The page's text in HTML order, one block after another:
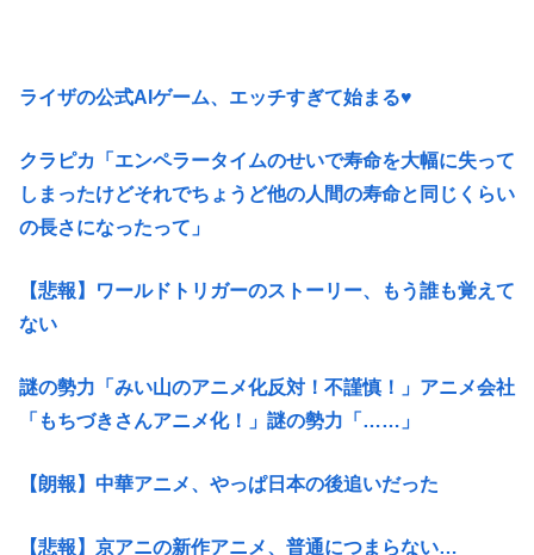
ライザの公式AIゲーム、エッチすぎて始まる♥
クラピカ「エンペラータイムのせいで寿命を大幅に失って
しまったけどそれでちょうど他の人間の寿命と同じくらい
の長さになったって」
【悲報】ワールドトリガーのストーリー、もう誰も覚えて
ない
謎の勢力「みい山のアニメ化反対！不謹慎！」アニメ会社
「もちづきさんアニメ化！」謎の勢力「……」
【朗報】中華アニメ、やっぱ日本の後追いだった
【悲報】京アニの新作アニメ、普通につまらない…